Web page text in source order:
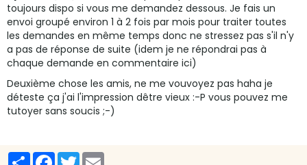
toujours dispo si vous me demandez dessous. Je fais un
envoi groupé environ 1 à 2 fois par mois pour traiter toutes
les demandes en même temps donc ne stressez pas s'il n'y
a pas de réponse de suite (idem je ne répondrai pas à
chaque demande en commentaire ici)
Deuxième chose les amis, ne me vouvoyez pas haha je
déteste ça j'ai l'impression dêtre vieux :-P vous pouvez me
tutoyer sans soucis ;-)
PartagerFacebook
Twitter